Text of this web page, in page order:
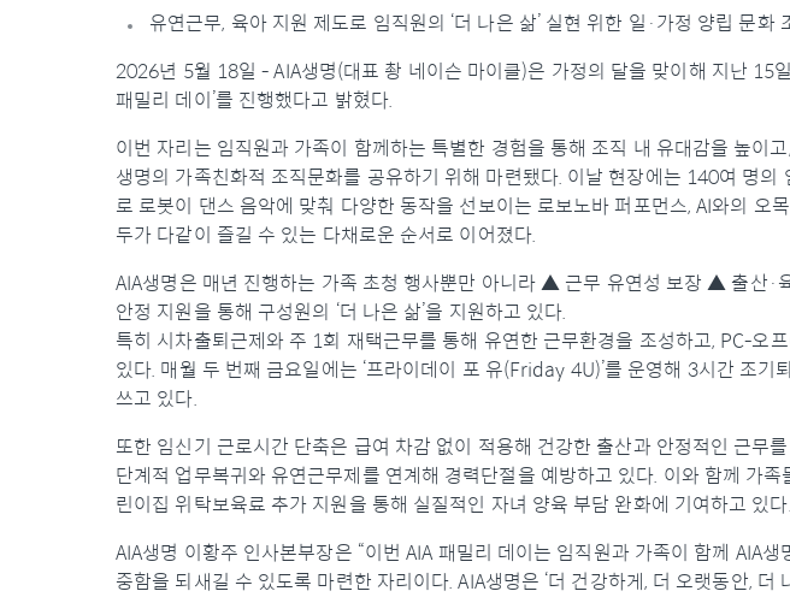
유연근무, 육아 지원 제도로 임직원의 ‘더 나은 삶’ 실현 위한 일·가정 양립 문화
2026년 5월 18일 - AIA생명(대표 촹 네이슨 마이클)은 가정의 달을 맞이해 지난 15
패밀리 데이’를 진행했다고 밝혔다.
이번 자리는 임직원과 가족이 함께하는 특별한 경험을 통해 조직 내 유대감을 높이
생명의 가족친화적 조직문화를 공유하기 위해 마련됐다. 이날 현장에는 140여 명의
로 로봇이 댄스 음악에 맞춰 다양한 동작을 선보이는 로보노바 퍼포먼스, AI와의 오
두가 다같이 즐길 수 있는 다채로운 순서로 이어졌다.
AIA생명은 매년 진행하는 가족 초청 행사뿐만 아니라 ▲ 근무 유연성 보장 ▲ 출산·
안정 지원을 통해 구성원의 ‘더 나은 삶’을 지원하고 있다.
특히 시차출퇴근제와 주 1회 재택근무를 통해 유연한 근무환경을 조성하고, PC-오
있다. 매월 두 번째 금요일에는 ‘프라이데이 포 유(Friday 4U)’를 운영해 3시간 조기
쓰고 있다.
또한 임신기 근로시간 단축은 급여 차감 없이 적용해 건강한 출산과 안정적인 근무
단계적 업무복귀와 유연근무제를 연계해 경력단절을 예방하고 있다. 이와 함께 가
린이집 위탁보육료 추가 지원을 통해 실질적인 자녀 양육 부담 완화에 기여하고 있다.
AIA생명 이황주 인사본부장은 “이번 AIA 패밀리 데이는 임직원과 가족이 함께 AIA
중함을 되새길 수 있도록 마련한 자리이다. AIA생명은 ‘더 건강하게, 더 오랫동안, 더